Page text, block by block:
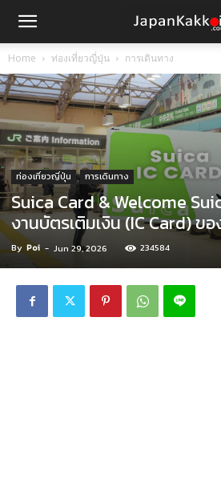
Home ท่องเที่ยวญี่ปุ่น การเดินทาง
ท่องเที่ยวญี่ปุ่น การเดินทาง
Suica Card & Welcome
งานบัตรเติมเงิน (IC Card) ข
By Poi- Jun 29, 2026 234584